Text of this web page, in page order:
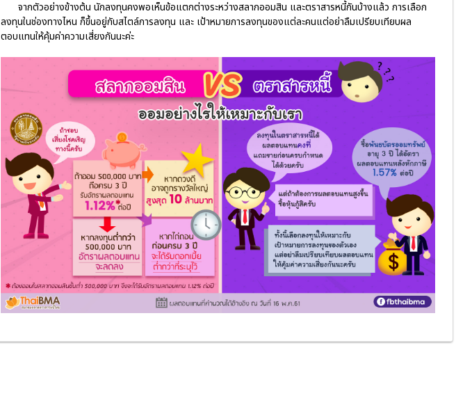
จากตัวอย่างข้างต้น นักลงทุนคงพอเห็นข้อแตกต่างระหว่างสลากออมสิน และตราสารหนี้กันบ้างแล้ว การเลือก
ลงทุนในช่องทางไหน ก็ขึ้นอยู่กับสไตล์การลงทุน และ เป้าหมายการลงทุนของแต่ละคนแต่อย่าลืมเปรียบเทียบผล
ตอบแทนให้คุ้มค่าความเสี่ยงกันนะค่ะ